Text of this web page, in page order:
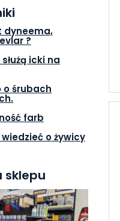
dyneema,
?
icki na
o śrubach
farb
o żywicy
sklepu